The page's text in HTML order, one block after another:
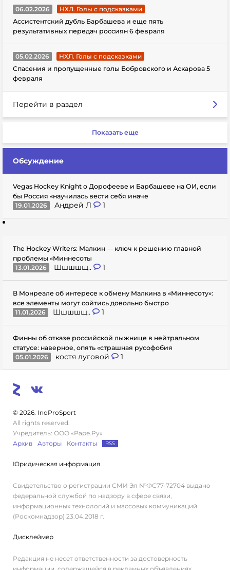
06.02.2026
НХЛ. Голы с подсказками
Ассистентский дубль Барбашева и еще пять
результативных передач россиян 6 февраля
05.02.2026
НХЛ. Голы с подсказками
Спасения и пропущенные голы Бобровского и Аскарова 5
февраля
Перейти в раздел
Показать еще
Обсуждение
Vegas Hockey Knight о Дорофееве и Барбашеве на ОИ, если
бы Россия «научилась вести себя иначе
19.01.2026
Андрей Л 1
The Hockey Writers: Малкин — ключ к решению главной
проблемы «Миннесоты
13.01.2026
Шшшшщ.. 1
В Монреале об интересе к обмену Малкина в «Миннесоту»:
все элементы могут сойтись довольно быстро
11.01.2026
Шшшшщ.. 1
Финны об отказе российской лыжнице в нейтральном
статусе: наверное, опять «страшная русофобия
05.01.2026
костя луговой 1
© 2026. InoProSport
All rights reserved.
Учредитель: ООО «Раре.Ру»
Архив
Авторы Контакты RSS
Юридическая информация
Свидетельство о регистрации СМИ Эл №ФС77-72704 выдано
федеральной службой по надзору в сфере связи,
информационных технологий и массовых коммуникаций
(Роскомнадзор) 23.04.2018 г.
Дисклеймер
Редакция не несет ответственности за достоверность